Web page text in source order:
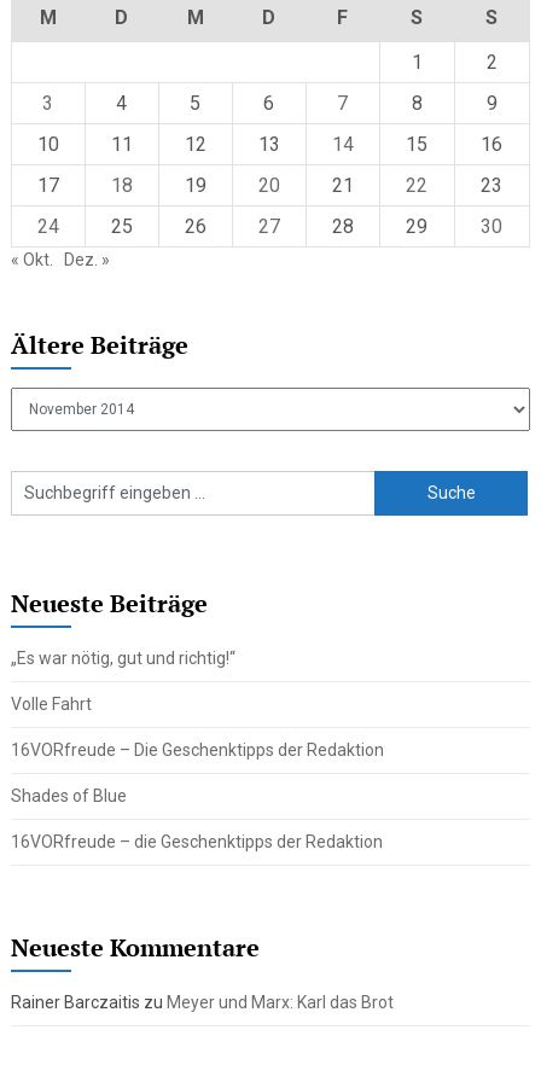
M D M D F S
S
1
2
3
4 5 6 7 8
9
10
11 12 13 14 15
16
17
18 19 20 21 22
23
24
25 26 27 28 29 30
« Okt. Dez. »
Ältere Beiträge
Neueste Beiträge
„Es war nötig, gut und richtig!“
Volle Fahrt
16VORfreude – Die Geschenktipps der Redaktion
Shades of Blue
16VORfreude – die Geschenktipps der Redaktion
Neueste Kommentare
Rainer Barczaitis zu Meyer und Marx: Karl das Brot